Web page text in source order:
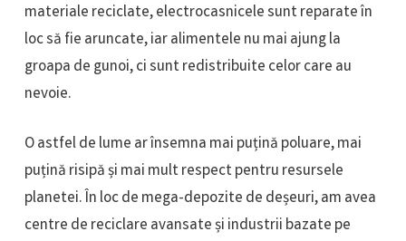
materiale reciclate, electrocasnicele sunt reparate în
loc să fie aruncate, iar alimentele nu mai ajung la
groapa de gunoi, ci sunt redistribuite celor care au
nevoie.
O astfel de lume ar însemna mai puțină poluare, mai
puțină risipă și mai mult respect pentru resursele
planetei. În loc de mega-depozite de deșeuri, am avea
centre de reciclare avansate și industrii bazate pe